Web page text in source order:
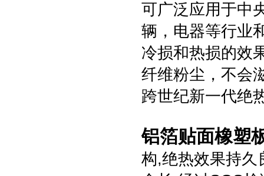
可广泛应用于中
辆，电器等行业
冷损和热损的效
纤维粉尘，不会
跨世纪新一代绝
铝箔贴面橡塑
构,绝热效果持久